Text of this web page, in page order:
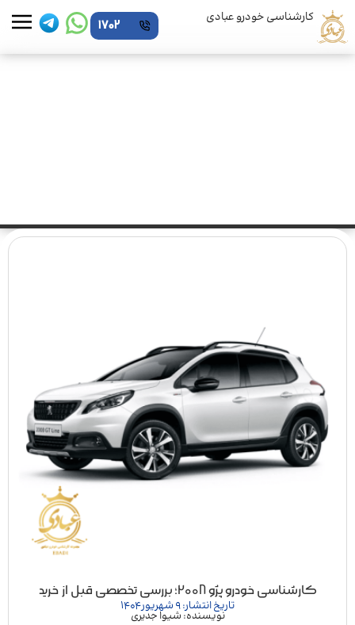
کارشناسی خودرو عبادی 1702
کارشناسی خودرو پژو 2008؛ بررسی تخصصی قبل از خرید
تاریخ انتشار: 9 شهریور 1404
نویسنده: شیوا جدیری